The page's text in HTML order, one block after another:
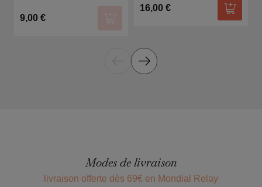
9,00 €
16,00 €
Ajouter
Modes de livraison
livraison offerte dès 69€ en Mondial Relay